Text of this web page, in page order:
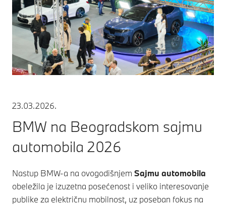
23.03.2026.
BMW na Beogradskom sajmu
automobila 2026
Nastup BMW-a na ovogodišnjem Sajmu automobila
obeležila je izuzetna posećenost i veliko interesovanje
publike za električnu mobilnost, uz poseban fokus na